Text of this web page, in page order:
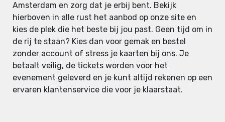
Amsterdam en zorg dat je erbij bent. Bekijk
hierboven in alle rust het aanbod op onze site en
kies de plek die het beste bij jou past. Geen tijd om in
de rij te staan? Kies dan voor gemak en bestel
zonder account of stress je kaarten bij ons. Je
betaalt veilig, de tickets worden voor het
evenement geleverd en je kunt altijd rekenen op een
ervaren klantenservice die voor je klaarstaat.